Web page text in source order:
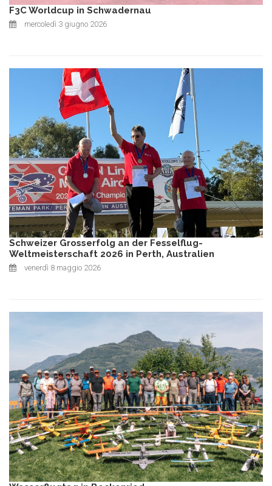
F3C Worldcup in Schwadernau
mercoledì 3 giugno 2026
Schweizer Grosserfolg an der Fesselflug-
Weltmeisterschaft 2026 in Perth, Australien
venerdì 8 maggio 2026